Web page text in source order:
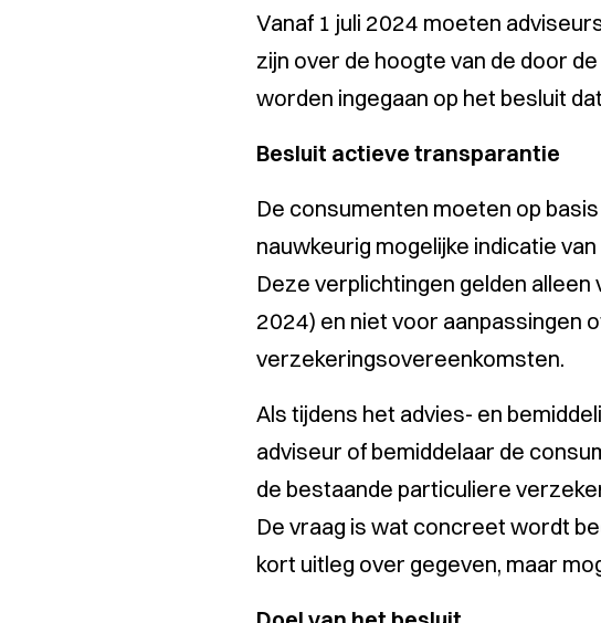
Vanaf 1 juli 2024 moeten
zijn over de hoogte van de door
worden ingegaan op het besluit
Besluit actieve transparantie
De consumenten moeten op
nauwkeurig mogelijke indicatie
Deze verplichtingen gelden alleen
2024) en niet voor aanpassingen
verzekeringsovereenkomsten.
Als tijdens het advies- en
adviseur of bemiddelaar de
de bestaande particuliere
De vraag is wat concreet wordt
kort uitleg over gegeven, maar